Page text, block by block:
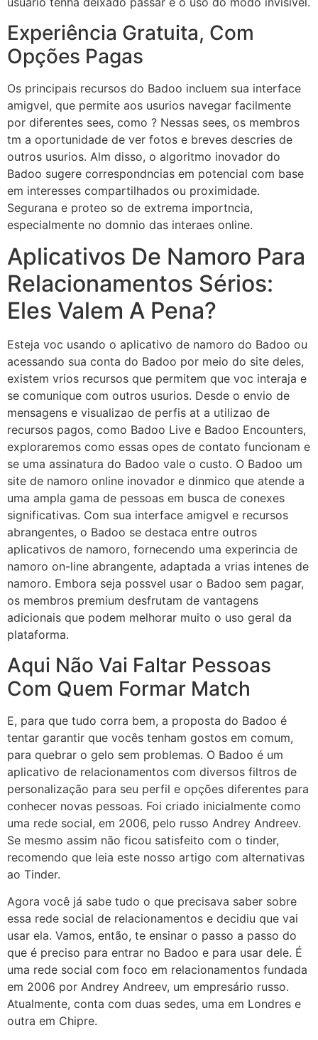
Experiência Gratuita, Com
Opções Pagas
Os principais recursos do Badoo incluem sua interface
amigvel, que permite aos usurios navegar facilmente
por diferentes sees, como ? Nessas sees, os membros
tm a oportunidade de ver fotos e breves descries de
outros usurios. Alm disso, o algoritmo inovador do
Badoo sugere correspondncias em potencial com base
em interesses compartilhados ou proximidade.
Segurana e proteo so de extrema importncia,
especialmente no domnio das interaes online.
Aplicativos De Namoro Para
Relacionamentos Sérios:
Eles Valem A Pena?
Esteja voc usando o aplicativo de namoro do Badoo ou
acessando sua conta do Badoo por meio do site deles,
existem vrios recursos que permitem que voc interaja e
se comunique com outros usurios. Desde o envio de
mensagens e visualizao de perfis at a utilizao de
recursos pagos, como Badoo Live e Badoo Encounters,
exploraremos como essas opes de contato funcionam e
se uma assinatura do Badoo vale o custo. O Badoo um
site de namoro online inovador e dinmico que atende a
uma ampla gama de pessoas em busca de conexes
significativas. Com sua interface amigvel e recursos
abrangentes, o Badoo se destaca entre outros
aplicativos de namoro, fornecendo uma experincia de
namoro on-line abrangente, adaptada a vrias intenes de
namoro. Embora seja possvel usar o Badoo sem pagar,
os membros premium desfrutam de vantagens
adicionais que podem melhorar muito o uso geral da
plataforma.
Aqui Não Vai Faltar Pessoas
Com Quem Formar Match
E, para que tudo corra bem, a proposta do Badoo é
tentar garantir que vocês tenham gostos em comum,
para quebrar o gelo sem problemas. O Badoo é um
aplicativo de relacionamentos com diversos filtros de
personalização para seu perfil e opções diferentes para
conhecer novas pessoas. Foi criado inicialmente como
uma rede social, em 2006, pelo russo Andrey Andreev.
Se mesmo assim não ficou satisfeito com o tinder,
recomendo que leia este nosso artigo com alternativas
ao Tinder.
Agora você já sabe tudo o que precisava saber sobre
essa rede social de relacionamentos e decidiu que vai
usar ela. Vamos, então, te ensinar o passo a passo do
que é preciso para entrar no Badoo e para usar dele. É
uma rede social com foco em relacionamentos fundada
em 2006 por Andrey Andreev, um empresário russo.
Atualmente, conta com duas sedes, uma em Londres e
outra em Chipre.